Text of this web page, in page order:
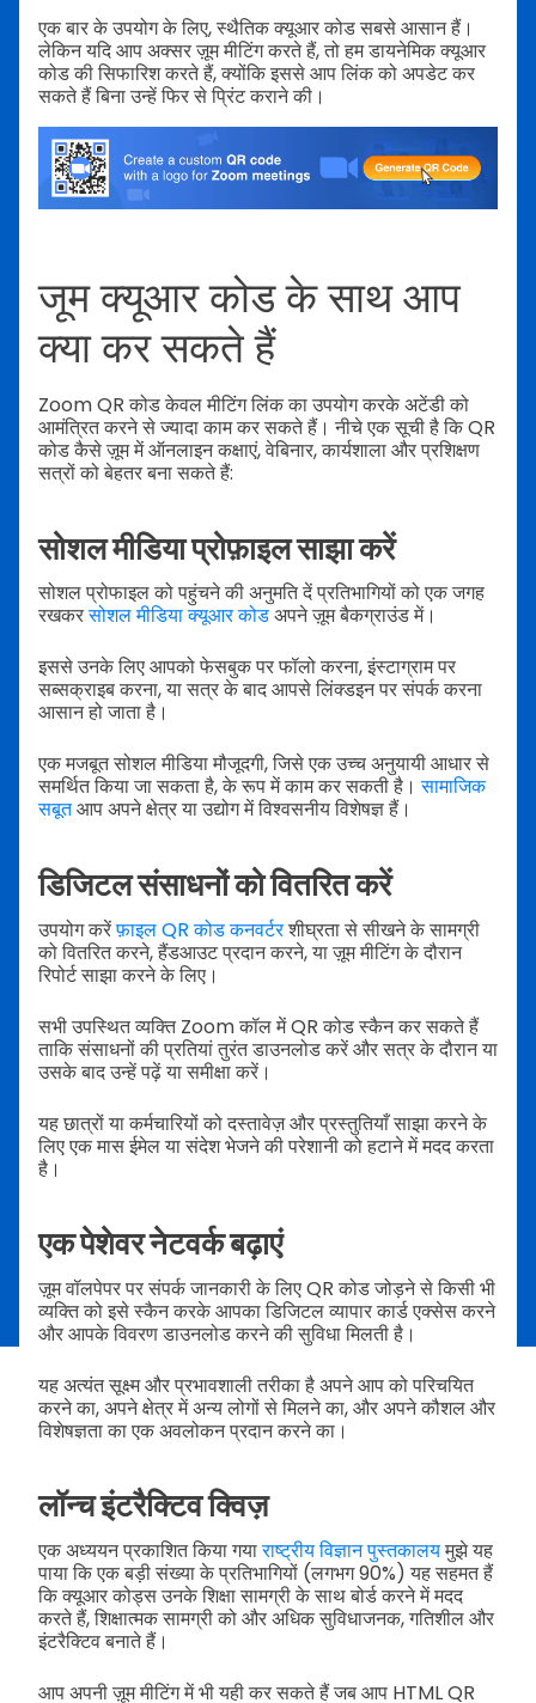
एक बार के उपयोग के लिए, स्थैतिक क्यूआर कोड सबसे आसान हैं।
लेकिन यदि आप अक्सर ज़ूम मीटिंग करते हैं, तो हम डायनेमिक क्यूआर
कोड की सिफारिश करते हैं, क्योंकि इससे आप लिंक को अपडेट कर
सकते हैं बिना उन्हें फिर से प्रिंट कराने की।
जूम क्यूआर कोड के साथ आप
क्या कर सकते हैं
Zoom QR कोड केवल मीटिंग लिंक का उपयोग करके अटेंडी को
आमंत्रित करने से ज्यादा काम कर सकते हैं। नीचे एक सूची है कि QR
कोड कैसे ज़ूम में ऑनलाइन कक्षाएं, वेबिनार, कार्यशाला और प्रशिक्षण
सत्रों को बेहतर बना सकते हैं:
सोशल मीडिया प्रोफ़ाइल साझा करें
सोशल प्रोफाइल को पहुंचने की अनुमति दें प्रतिभागियों को एक जगह
रखकरसोशल मीडिया क्यूआर कोडअपने ज़ूम बैकग्राउंड में।
इससे उनके लिए आपको फेसबुक पर फॉलो करना, इंस्टाग्राम पर
सब्सक्राइब करना, या सत्र के बाद आपसे लिंक्डइन पर संपर्क करना
आसान हो जाता है।
एक मजबूत सोशल मीडिया मौजूदगी, जिसे एक उच्च अनुयायी आधार से
समर्थित किया जा सकता है, के रूप में काम कर सकती है।सामाजिक
सबूतआप अपने क्षेत्र या उद्योग में विश्वसनीय विशेषज्ञ हैं।
डिजिटल संसाधनों को वितरित करें
उपयोग करेंफ़ाइल QR कोड कनवर्टरशीघ्रता से सीखने के सामग्री
को वितरित करने, हैंडआउट प्रदान करने, या ज़ूम मीटिंग के दौरान
रिपोर्ट साझा करने के लिए।
सभी उपस्थित व्यक्ति Zoom कॉल में QR कोड स्कैन कर सकते हैं
ताकि संसाधनों की प्रतियां तुरंत डाउनलोड करें और सत्र के दौरान या
उसके बाद उन्हें पढ़ें या समीक्षा करें।
यह छात्रों या कर्मचारियों को दस्तावेज़ और प्रस्तुतियाँ साझा करने के
लिए एक मास ईमेल या संदेश भेजने की परेशानी को हटाने में मदद करता
है।
एक पेशेवर नेटवर्क बढ़ाएं
ज़ूम वॉलपेपर पर संपर्क जानकारी के लिए QR कोड जोड़ने से किसी भी
व्यक्ति को इसे स्कैन करके आपका डिजिटल व्यापार कार्ड एक्सेस करने
और आपके विवरण डाउनलोड करने की सुविधा मिलती है।
यह अत्यंत सूक्ष्म और प्रभावशाली तरीका है अपने आप को परिचयित
करने का, अपने क्षेत्र में अन्य लोगों से मिलने का, और अपने कौशल और
विशेषज्ञता का एक अवलोकन प्रदान करने का।
लॉन्च इंटरैक्टिव क्विज़
एक अध्ययन प्रकाशित किया गयाराष्ट्रीय विज्ञान पुस्तकालयमुझे यह
पाया कि एक बड़ी संख्या के प्रतिभागियों (लगभग 90%) यह सहमत हैं
कि क्यूआर कोड्स उनके शिक्षा सामग्री के साथ बोर्ड करने में मदद
करते हैं, शिक्षात्मक सामग्री को और अधिक सुविधाजनक, गतिशील और
इंटरैक्टिव बनाते हैं।
आप अपनी ज़ूम मीटिंग में भी यही कर सकते हैं जब आप HTML QR